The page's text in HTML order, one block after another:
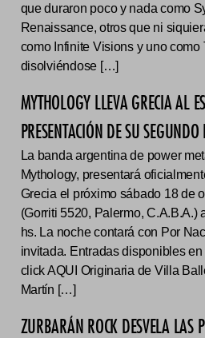
que duraron poco y nada como
Renaissance, otros que ni
como Infinite Visions y uno como
disolviéndose […]
MYTHOLOGY LLEVA GRECIA AL
PRESENTACIÓN DE SU
La banda argentina de power
Mythology, presentará
Grecia el próximo sábado 18 de
(Gorriti 5520, Palermo, C.A.B.A.)
hs. La noche contará con Por
invitada. Entradas disponibles
click AQUI Originaria de Villa
Martín […]
ZURBARÁN ROCK DESVELA LAS